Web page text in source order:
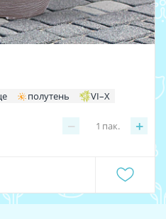
полутень VI–X
− +
1 пак.